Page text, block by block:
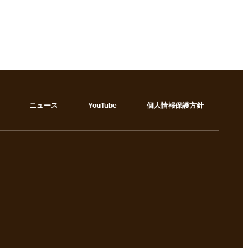
ニュース YouTube 個人情報保護方針